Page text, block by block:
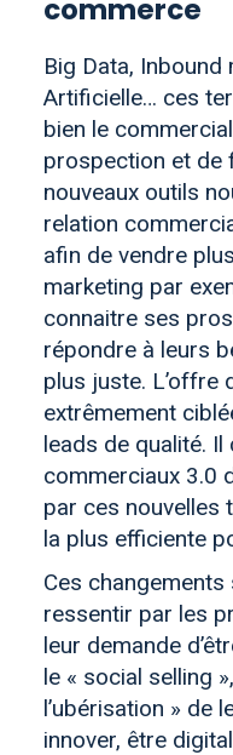
commerce
Big Data, Inbound
Artificielle… ces
bien le
prospection et de
nouveaux outils
relation
afin de vendre
marketing par
connaitre ses
répondre à leurs
plus juste. L’offre
extrêmement
leads de qualité.
commerciaux 3.0
par ces nouvelles
la plus efficiente
Ces
ressentir par les
leur demande
le « social selling
l’ubérisation » de
innover, être